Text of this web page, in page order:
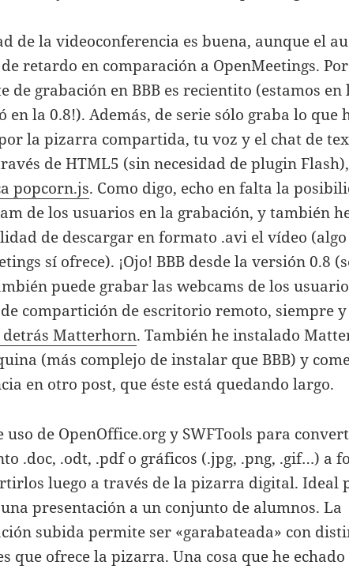
de la videoconferencia es buena, aunque el
retardo en comparación a OpenMeetings.
de grabación en BBB es recientito (estamos en
en la 0.8!). Además, de serie sólo graba lo que
la pizarra compartida, tu voz y el chat de
de HTML5 (sin necesidad de plugin
popcorn.js. Como digo, echo en falta la
de los usuarios en la grabación, y también
de descargar en formato .avi el vídeo
sí ofrece). ¡Ojo! BBB desde la versión 0.8
puede grabar las webcams de los
compartición de escritorio remoto, siempre
detrás Matterhorn. También he instalado
(más complejo de instalar que BBB) y
en otro post, que éste está quedando largo.
uso de OpenOffice.org y SWFTools para
.doc, .odt, .pdf o gráficos (.jpg, .png, .gif…) a
luego a través de la pizarra digital. Ideal
presentación a un conjunto de alumnos. La
subida permite ser «garabateada» con
que ofrece la pizarra. Una cosa que he